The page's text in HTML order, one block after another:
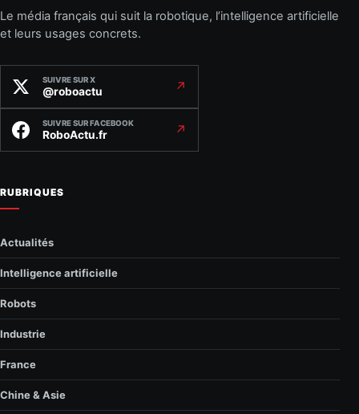
Le média français qui suit la robotique, l’intelligence artificielle
et leurs usages concrets.
SUIVRE SUR X
@roboactu ↗
SUIVRE SUR FACEBOOK
RoboActu.fr ↗
RUBRIQUES
Actualités
Intelligence artificielle
Robots
Industrie
France
Chine & Asie